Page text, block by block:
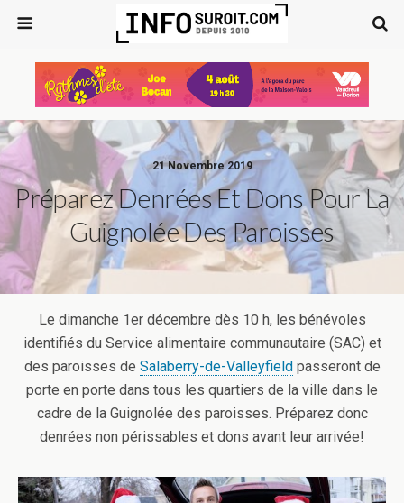
21 Novembre 2019
Préparez Denrées Et Dons Pour La
Guignolée Des Paroisses
Le dimanche 1er décembre dès 10 h, les bénévoles
identifiés du Service alimentaire communautaire (SAC) et
des paroisses de Salaberry-de-Valleyfieldpasseront de
porte en porte dans tous les quartiers de la ville dans le
cadre de la Guignolée des paroisses. Préparez donc
denrées non périssables et dons avant leur arrivée!